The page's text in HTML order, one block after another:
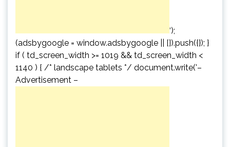
‘);
(adsbygoogle = window.adsbygoogle || []).push({}); }
if ( td_screen_width >= 1019 && td_screen_width <
1140 ) { /* landscape tablets */ document.write('–
Advertisement –